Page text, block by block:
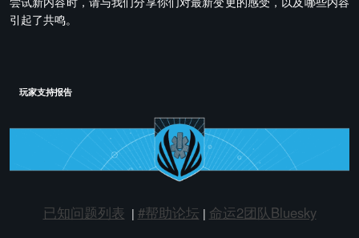
引起了共鸣。
玩家支持报告
已知问题列表 | #帮助论坛 | 命运2团队Bluesky